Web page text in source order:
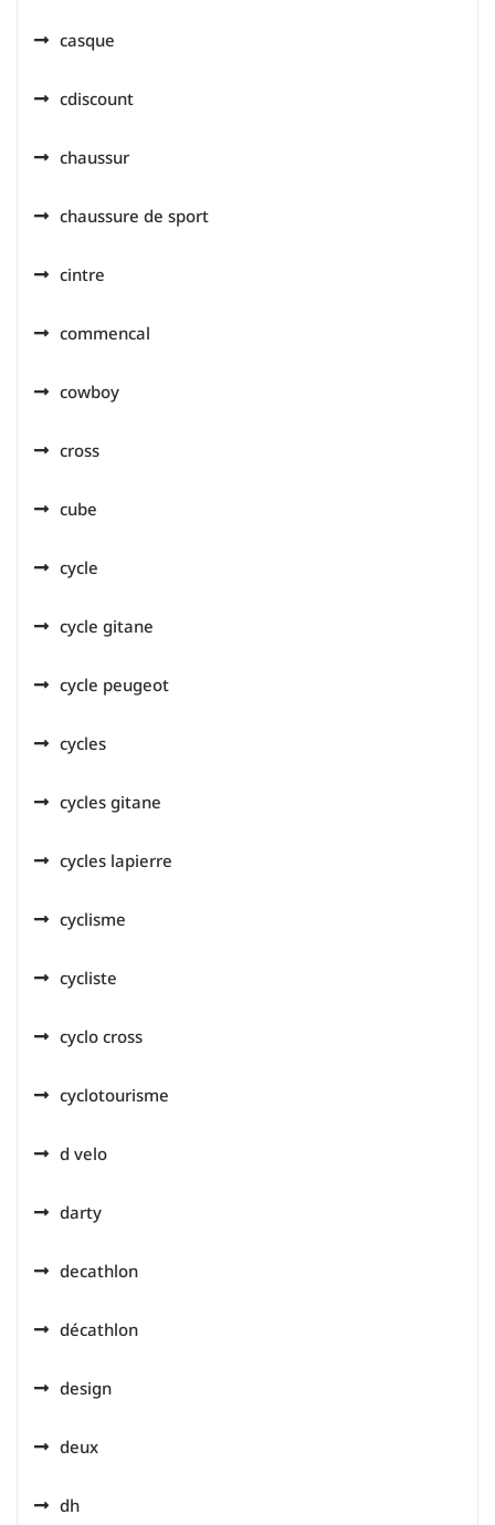
casque
cdiscount
chaussur
chaussure de sport
cintre
commencal
cowboy
cross
cube
cycle
cycle gitane
cycle peugeot
cycles
cycles gitane
cycles lapierre
cyclisme
cycliste
cyclo cross
cyclotourisme
d velo
darty
decathlon
décathlon
design
deux
dh